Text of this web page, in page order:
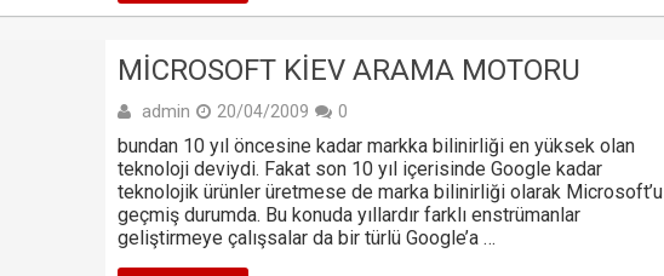
MICROSOFT KIEV ARAMA MOTORU
admin 20/04/2009 0
bundan 10 yıl öncesine kadar markka bilinirliği en yüksek olan
teknoloji deviydi. Fakat son 10 yıl içerisinde Google kadar
teknolojik ürünler üretmese de marka bilinirliği olarak Microsoft’u
geçmiş durumda. Bu konuda yıllardır farklı enstrümanlar
geliştirmeye çalışsalar da bir türlü Google’a …